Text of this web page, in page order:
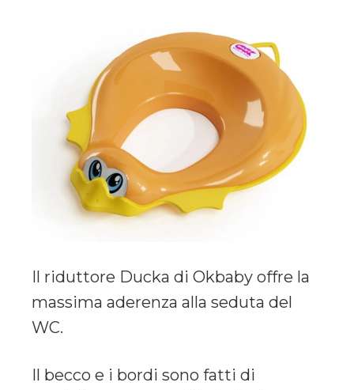
Il riduttore Ducka di Okbaby offre la
massima aderenza alla seduta del
WC.
Il becco e i bordi sono fatti di